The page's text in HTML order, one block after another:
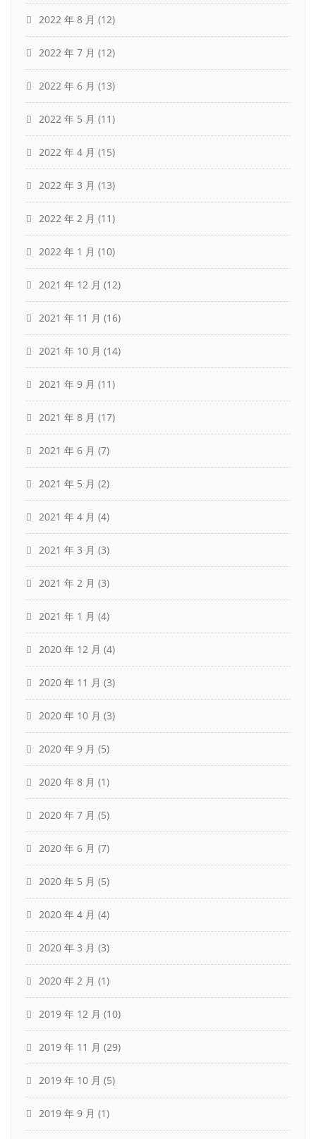
2022 年 8 月 (12)
2022 年 7 月 (12)
2022 年 6 月 (13)
2022 年 5 月 (11)
2022 年 4 月 (15)
2022 年 3 月 (13)
2022 年 2 月 (11)
2022 年 1 月 (10)
2021 年 12 月 (12)
2021 年 11 月 (16)
2021 年 10 月 (14)
2021 年 9 月 (11)
2021 年 8 月 (17)
2021 年 6 月 (7)
2021 年 5 月 (2)
2021 年 4 月 (4)
2021 年 3 月 (3)
2021 年 2 月 (3)
2021 年 1 月 (4)
2020 年 12 月 (4)
2020 年 11 月 (3)
2020 年 10 月 (3)
2020 年 9 月 (5)
2020 年 8 月 (1)
2020 年 7 月 (5)
2020 年 6 月 (7)
2020 年 5 月 (5)
2020 年 4 月 (4)
2020 年 3 月 (3)
2020 年 2 月 (1)
2019 年 12 月 (10)
2019 年 11 月 (29)
2019 年 10 月 (5)
2019 年 9 月 (1)